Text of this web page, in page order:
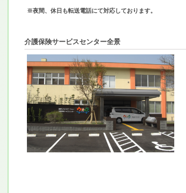
※夜間、休日も転送電話にて対応しております。
介護保険サービスセンター全景